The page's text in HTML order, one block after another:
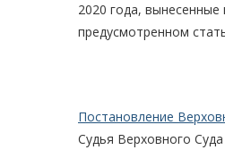
2020 года,
предусмотренном
Постановление
Судья Верховного